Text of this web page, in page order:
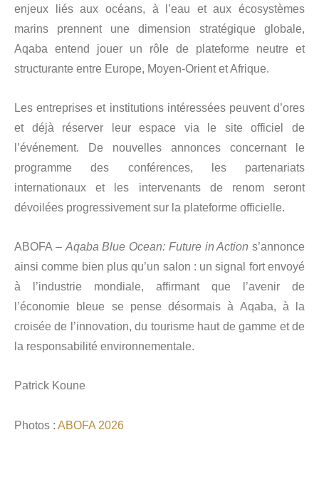
enjeux liés aux océans, à l’eau et aux écosystèmes
marins prennent une dimension stratégique globale,
Aqaba entend jouer un rôle de plateforme neutre et
structurante entre Europe, Moyen-Orient et Afrique.
Les entreprises et institutions intéressées peuvent d’ores
et déjà réserver leur espace via le site officiel de
l’événement. De nouvelles annonces concernant le
programme des conférences, les partenariats
internationaux et les intervenants de renom seront
dévoilées progressivement sur la plateforme officielle.
ABOFA – Aqaba Blue Ocean: Future in Action s’annonce
ainsi comme bien plus qu’un salon : un signal fort envoyé
à l’industrie mondiale, affirmant que l’avenir de
l’économie bleue se pense désormais à Aqaba, à la
croisée de l’innovation, du tourisme haut de gamme et de
la responsabilité environnementale.
Patrick Koune
Photos : ABOFA 2026